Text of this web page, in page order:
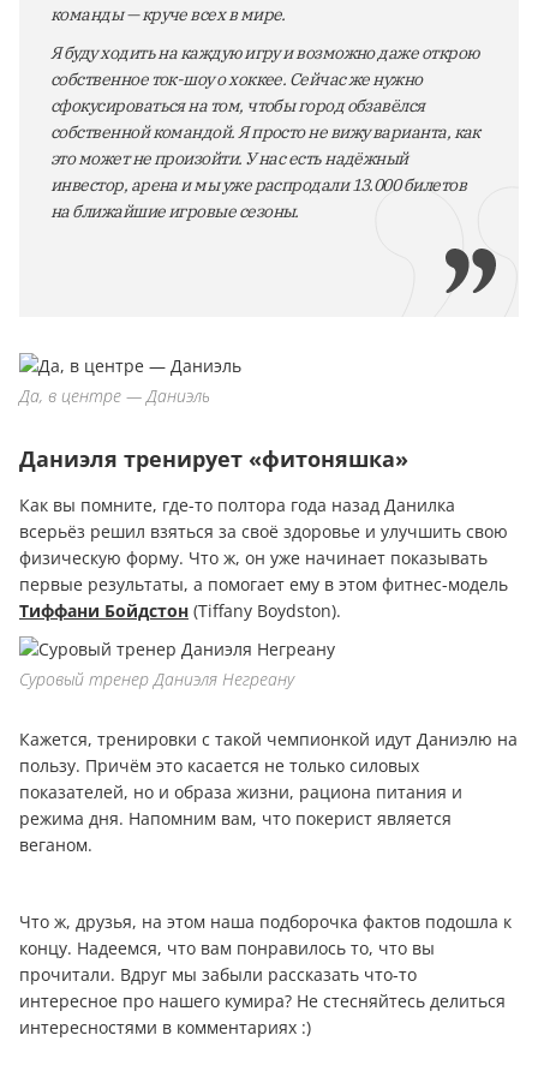
команды — круче всех в мире.
Я буду ходить на каждую игру и возможно даже открою
собственное ток-шоу о хоккее. Сейчас же нужно
сфокусироваться на том, чтобы город обзавёлся
собственной командой. Я просто не вижу варианта, как
это может не произойти. У нас есть надёжный
инвестор, арена и мы уже распродали 13.000 билетов
на ближайшие игровые сезоны.
Да, в центре — Даниэль
Даниэля тренирует «фитоняшка»
Как вы помните, где-то полтора года назад Данилка
всерьёз решил взяться за своё здоровье и улучшить свою
физическую форму. Что ж, он уже начинает показывать
первые результаты, а помогает ему в этом фитнес-модель
Тиффани Бойдстон (Tiffany Boydston).
Суровый тренер Даниэля Негреану
Кажется, тренировки с такой чемпионкой идут Даниэлю на
пользу. Причём это касается не только силовых
показателей, но и образа жизни, рациона питания и
режима дня. Напомним вам, что покерист является
веганом.
Что ж, друзья, на этом наша подборочка фактов подошла к
концу. Надеемся, что вам понравилось то, что вы
прочитали. Вдруг мы забыли рассказать что-то
интересное про нашего кумира? Не стесняйтесь делиться
интересностями в комментариях :)